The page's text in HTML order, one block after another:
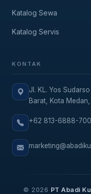
Katalog Sewa
Katalog Servis
KONTAK
Jl. KL. Yos
Barat, Kota
+62 813-6888-
© 2026 PT Abadi